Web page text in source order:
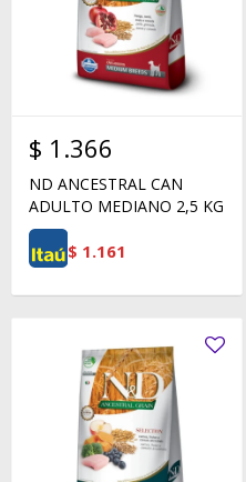
$ 1.366
ND ANCESTRAL CAN
ADULTO MEDIANO 2,5 KG
$ 1.161